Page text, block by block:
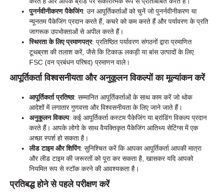
पुनर्नवीनीकरण पैकेजिंग: उन आपूर्तिकर्ताओं को चुनें जो पुनर्नवीनीकरण या
न्यूनतम पैकेजिंग प्रदान करते हैं, कचरे को कम करते हैं और पर्यावरण के प्रति
जागरूक उपभोक्ताओं से अपील करते हैं।
स्थिरता के लिए प्रमाणपत्र: प्रतिष्ठित पर्यावरण संगठनों द्वारा प्रमाणित
टूथब्रश की तलाश करें, जैसे कि टिकाऊ लकड़ी या बांस उत्पादों के लिए
FSC (वन प्रबंधन परिषद) प्रमाणन वाले।
आपूर्तिकर्ता विश्वसनीयता और अनुकूलन विकल्पों का मूल्यांकन करें
आपूर्तिकर्ता प्रतिष्ठा: सम्मानित आपूर्तिकर्ताओं के साथ काम करें जो थोक
आदेशों में लगातार गुणवत्ता और विश्वसनीयता के लिए जाने जाते हैं।
अनुकूलन विकल्प: कई आपूर्तिकर्ता कस्टम पैकेजिंग या ब्रांडिंग विकल्प प्रदान
करते हैं। आपके लोगो के साथ वैयक्तिकृत पैकेजिंग आतिथ्य सेटिंग्स में एक
अच्छा स्पर्श हो सकता है।
लीड टाइम और शिपिंग: सुनिश्चित करें कि आपका आपूर्तिकर्ता आपकी मात्रा
और लीड टाइम की जरूरतों को पूरा कर सकता है, खासकर यदि आपको
नियमित रूप से स्टॉक करने की आवश्यकता है।
प्रतिबद्ध होने से पहले परीक्षण करें